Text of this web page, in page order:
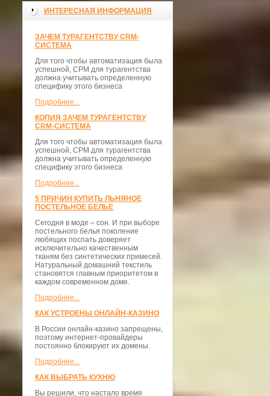
ИНТЕРЕСНАЯ ИНФОРМАЦИЯ
ЗАЧЕМ ТУРАГЕНТСТВУ CRM-
СИСТЕМА
Для того чтобы автоматизация была
успешной, СРМ для турагентства
должна учитывать определенную
специфику этого бизнеса
Подробнее...
КОПИЯ ЗАЧЕМ ТУРАГЕНТСТВУ
CRM-СИСТЕМА
Для того чтобы автоматизация была
успешной, СРМ для турагентства
должна учитывать определенную
специфику этого бизнеса
Подробнее...
5 ПРИЧИН КУПИТЬ ЛЬНЯНОЕ
ПОСТЕЛЬНОЕ БЕЛЬЕ
Сегодня в моде – сон. И при выборе
постельного белья поколение
любящих поспать доверяет
исключительно качественным
тканям без синтетических примесей.
Натуральный домашний текстиль
становятся главным приоритетом в
каждом современном доме.
Подробнее...
КАК УСТРОЕНЫ ОНЛАЙН-КАЗИНО
В России онлайн-казино запрещены,
поэтому интернет-провайдеры
постоянно блокируют их домены.
Подробнее...
КАК ВЫБРАТЬ КУХНЮ
Вы решили, что настало время